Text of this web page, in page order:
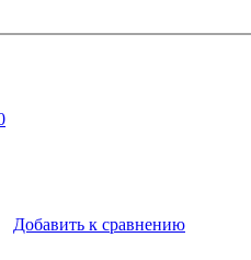
Добавить к сравнению